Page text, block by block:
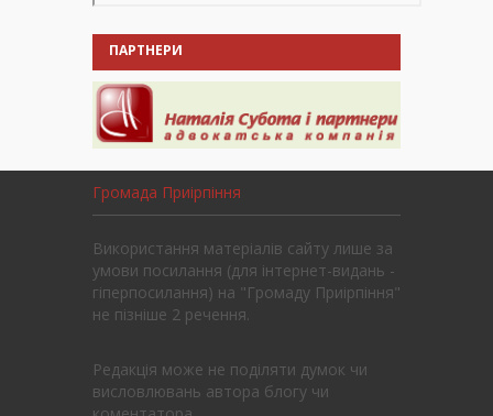
ПАРТНЕРИ
Громада Приірпіння
Використання матеріалів сайту лише за
умови посилання (для інтернет-видань -
гіперпосилання) на "Громаду Приірпіння"
не пізніше 2 речення.
Редакція може не поділяти думок чи
висловлювань автора блогу чи